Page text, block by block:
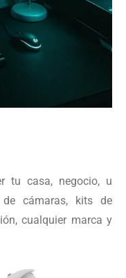
tu casa, negocio, u
cámaras, kits de
cualquier marca y